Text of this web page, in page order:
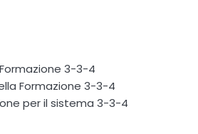
3-3-4
Formazione 3-3-4
per il sistema 3-3-4